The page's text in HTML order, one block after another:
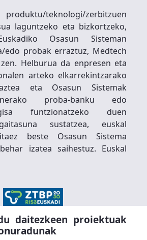
teknologi/zerbitzuen
laguntzeko eta bizkortzeko,
Osasun Sisteman
edo probak erraztuz, Medtech
Helburua da enpresen eta
arteko elkarrekintzarako
eta Osasun Sistemak
proba-banku edo
funtzionatzeko duen
sustatzea, euskal
beste Osasun Sistema
izatea saihestuz. Euskal
daitezkeen proiektuak